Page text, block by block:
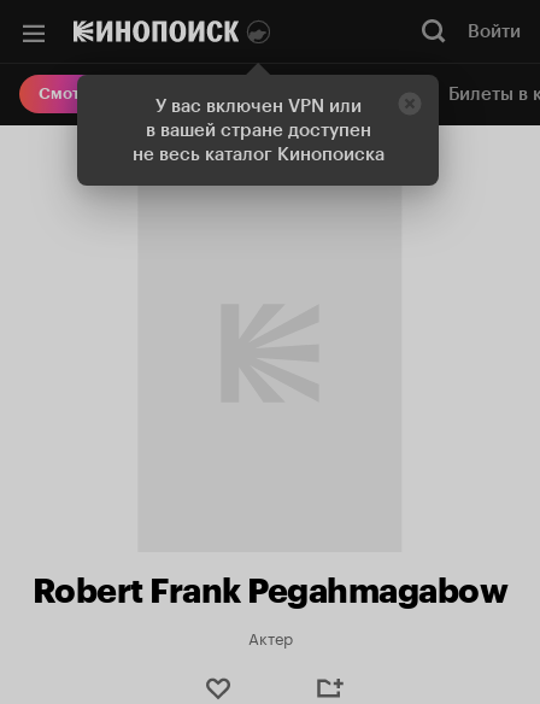
У вас включен VPN или
в вашей стране доступен
не весь каталог Кинопоиска
Войти
Смотреть кино Онлайн-кинотеатр Билеты в
Robert Frank Pegahmagabow
Актер